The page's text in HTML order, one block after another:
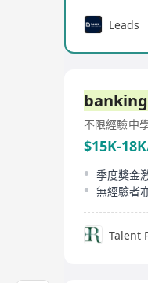
Leads
banking
不限經驗中
$15K-
季度獎金
無經驗者
Talent